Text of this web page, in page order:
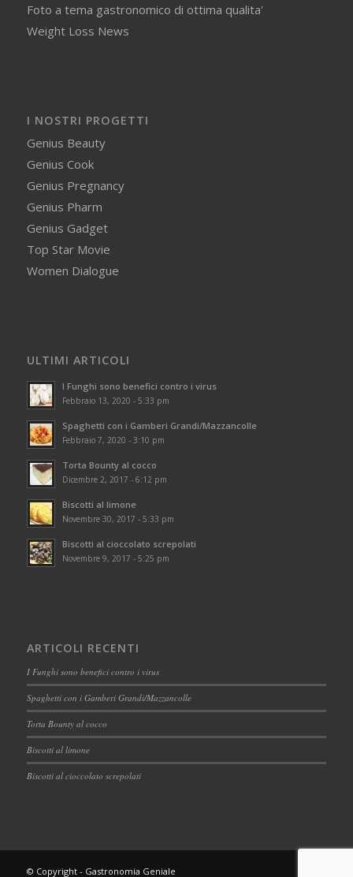
Foto a tema gastronomico di ottima qualita'
Weight Loss News
I NOSTRI PROGETTI
Genius Beauty
Genius Cook
Genius Pregnancy
Genius Pharm
Genius Gadget
Top Star Movie
Women Dialogue
ULTIMI ARTICOLI
I Funghi sono benefici contro i virus
Febbraio 13, 2020 - 5:33 pm
Spaghetti con i Gamberi Grandi/Mazzancolle
Febbraio 7, 2020 - 3:10 pm
Torta Bounty al cocco
Dicembre 2, 2017 - 6:12 pm
Biscotti al limone
Novembre 30, 2017 - 5:33 pm
Biscotti al cioccolato screpolati
Novembre 9, 2017 - 5:25 pm
ARTICOLI RECENTI
I Funghi sono benefici contro i virus
Spaghetti con i Gamberi Grandi/Mazzancolle
Torta Bounty al cocco
Biscotti al limone
Biscotti al cioccolato screpolati
© Copyright - Gastronomia Geniale